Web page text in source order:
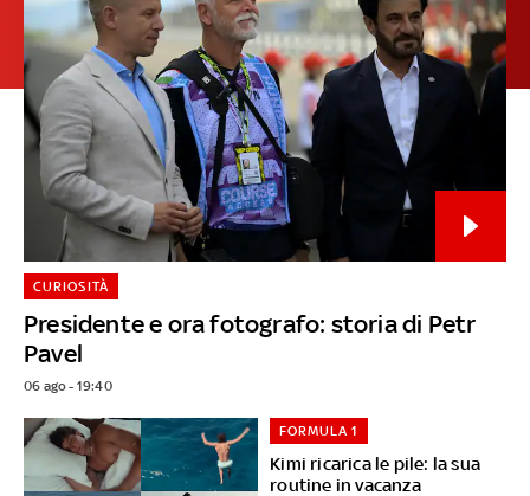
Presidente e ora fotografo: storia di Petr
Pavel
CURIOSITÀ
06 ago - 19:40
Kimi ricarica le pile: la sua
routine in vacanza
FORMULA 1